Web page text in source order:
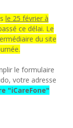
le 25 février à
ce délai. Le
du site
le formulaire
votre adresse
"iCareFone"